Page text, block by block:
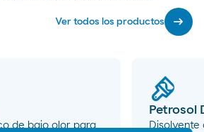
Ver todos los productos arrow_right_alt
de bajo olor para
Petrosol
Disolvente